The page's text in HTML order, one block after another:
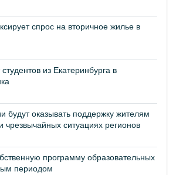
спрос на вторичное жилье в
из Екатеринбурга в
оказывать поддержку жителям
чрезвычайных ситуациях регионов
программу образовательных
периодом